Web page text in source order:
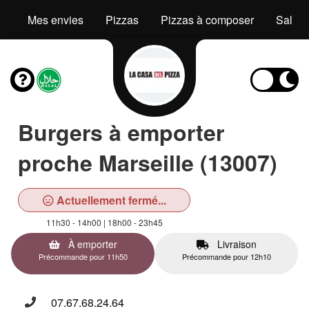
Mes envies Pizzas Pizzas à composer
Burgers à emporter
proche Marseille (13007)
Actuellement fermé...
11h30 - 14h00 | 18h00 - 23h45
À emporter
Précommande pour 11h50
Livraison
Précommande pour 12h10
07.67.68.24.64